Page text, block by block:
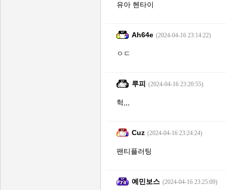
유아 헨타이
Ah64e (2024-04-16 23:14:22)
ㅇㄷ
루피 (2024-04-16 23:20:55)
헉,,,
Cuz (2024-04-16 23:24:24)
팬티플러팅
예민보스 (2024-04-16 23:25:09)